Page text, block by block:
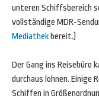
unteren Schiffsbereich
vollständige MDR-
Mediathekbereit.)
Der Gang ins Reisebüro
durchaus lohnen. Einige
Schiffen in